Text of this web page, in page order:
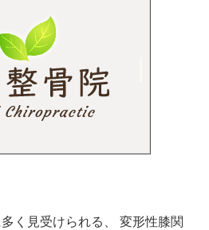
く見受けられる、 変形性膝関